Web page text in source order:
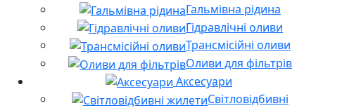
Гальмівна рідина
Гідравлічні оливи
Трансмісійні оливи
Оливи для фільтрів
Аксесуари
Світловідбивні